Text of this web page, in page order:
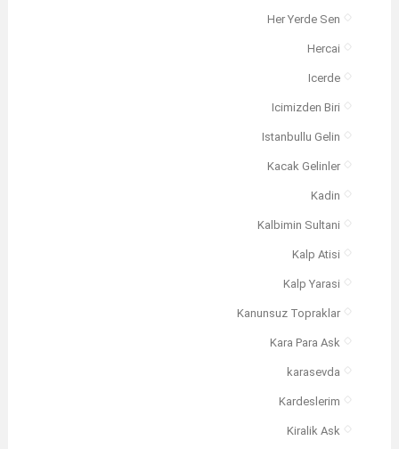
Her Yerde Sen
Hercai
Icerde
Icimizden Biri
Istanbullu Gelin
Kacak Gelinler
Kadin
Kalbimin Sultani
Kalp Atisi
Kalp Yarasi
Kanunsuz Topraklar
Kara Para Ask
karasevda
Kardeslerim
Kiralik Ask